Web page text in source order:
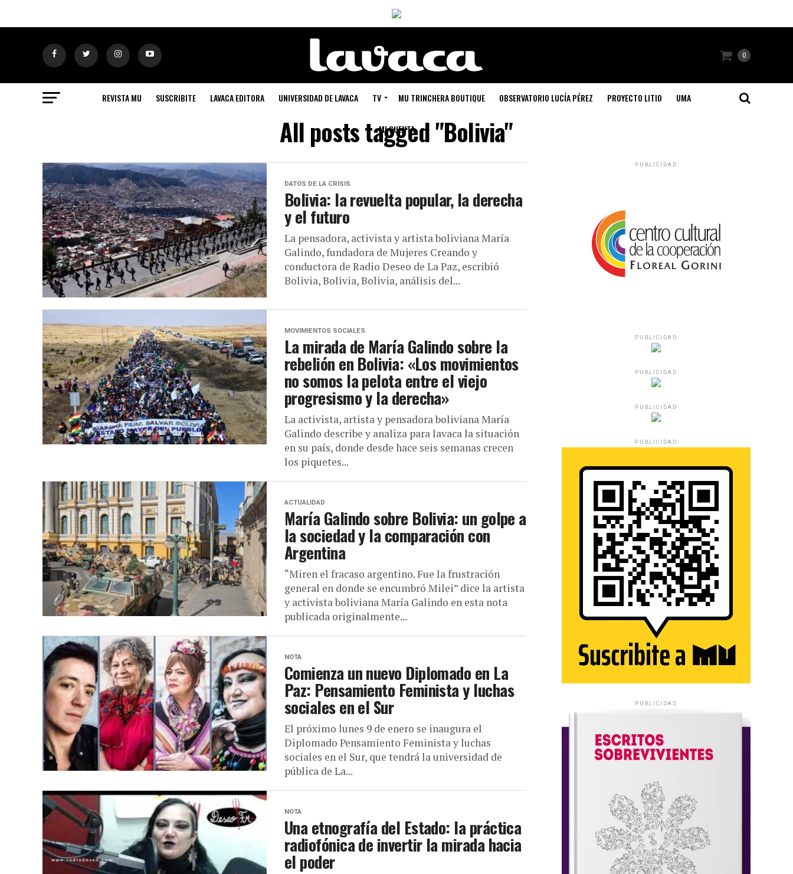
0
REVISTA MU SUSCRIBITE LAVACA EDITORA UNIVERSIDAD DE LAVACA TV MU TRINCHERA BOUTIQUE OBSERVATORIO LUCÍA PÉREZ PROYECTO LITIO UMA
MI CUENTA
All posts tagged "Bolivia"
DATOS DE LA CRISIS
Bolivia: la revuelta popular, la derecha
y el futuro
La pensadora, activista y artista boliviana María
Galindo, fundadora de Mujeres Creando y
conductora de Radio Deseo de La Paz, escribió
Bolivia, Bolivia, Bolivia, análisis del...
MOVIMIENTOS SOCIALES
La mirada de María Galindo sobre la
rebelión en Bolivia: «Los movimientos
no somos la pelota entre el viejo
progresismo y la derecha»
La activista, artista y pensadora boliviana María
Galindo describe y analiza para lavaca la situación
en su país, donde desde hace seis semanas crecen
los piquetes...
ACTUALIDAD
María Galindo sobre Bolivia: un golpe a
la sociedad y la comparación con
Argentina
“Miren el fracaso argentino. Fue la frustración
general en donde se encumbró Milei” dice la artista
y activista boliviana María Galindo en esta nota
publicada originalmente...
NOTA
Comienza un nuevo Diplomado en La
Paz: Pensamiento Feminista y luchas
sociales en el Sur
El próximo lunes 9 de enero se inaugura el
Diplomado Pensamiento Feminista y luchas
sociales en el Sur, que tendrá la universidad de
pública de La...
NOTA
Una etnografía del Estado: la práctica
radiofónica de invertir la mirada hacia
el poder
PUBLICIDAD
PUBLICIDAD
PUBLICIDAD
PUBLICIDAD
PUBLICIDAD
PUBLICIDAD